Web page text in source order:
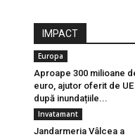
IMPACT
Europa
Aproape 300 milioane
euro, ajutor oferit de UE
după inundațiile...
Invatamant
Jandarmeria Vâlcea a